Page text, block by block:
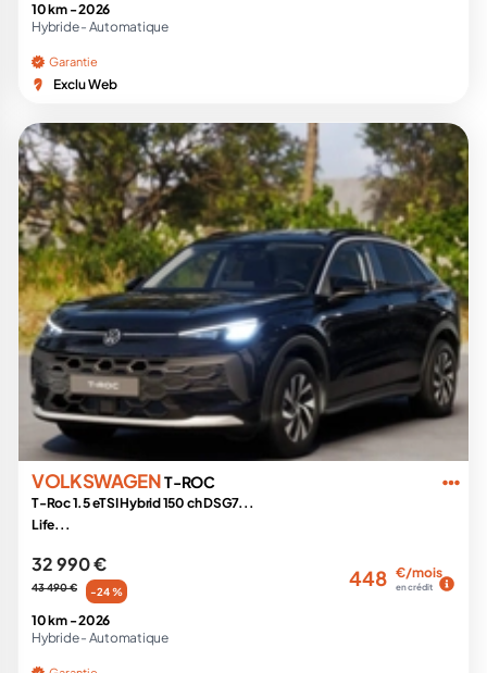
10 km -2026
Hybride - Automatique
Garantie
Exclu Web
VOLKSWAGENT-ROC
T-Roc 1.5 eTSI Hybrid 150 ch DSG7...
Life...
32 990 €
43 490 € -24 %
448 €/mois
en crédit
10 km -2026
Hybride - Automatique